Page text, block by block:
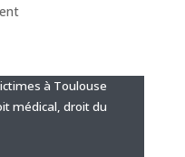
médical, droit du